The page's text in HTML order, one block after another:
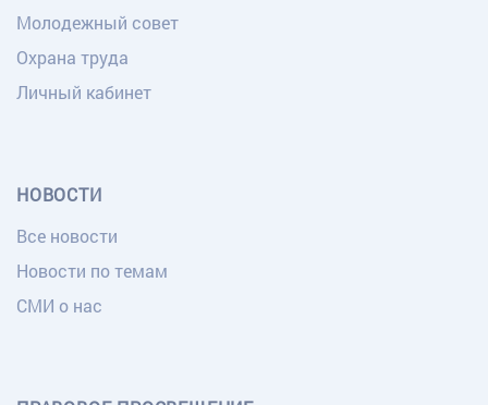
Молодежный совет
Охрана труда
Личный кабинет
НОВОСТИ
Все новости
Новости по темам
СМИ о нас